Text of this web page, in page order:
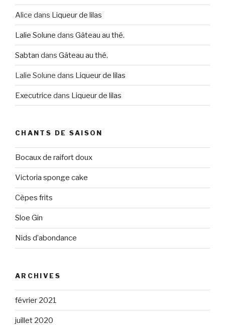
Alice dans Liqueur de lilas
Lalie Solune dans Gâteau au thé.
Sabtan dans Gâteau au thé.
Lalie Solune dans Liqueur de lilas
Executrice dans Liqueur de lilas
CHANTS DE SAISON
Bocaux de raifort doux
Victoria sponge cake
Cèpes frits
Sloe Gin
Nids d’abondance
ARCHIVES
février 2021
juillet 2020